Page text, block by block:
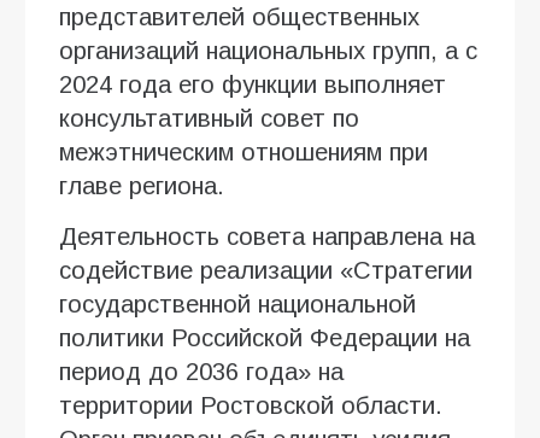
представителей общественных
организаций национальных групп, а с
2024 года его функции выполняет
консультативный совет по
межэтническим отношениям при
главе региона.
Деятельность совета направлена на
содействие реализации «Стратегии
государственной национальной
политики Российской Федерации на
период до 2036 года» на
территории Ростовской области.